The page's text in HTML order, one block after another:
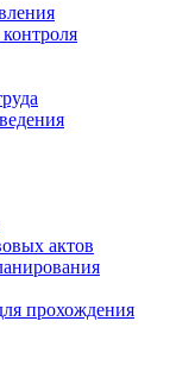
актов
прохождения